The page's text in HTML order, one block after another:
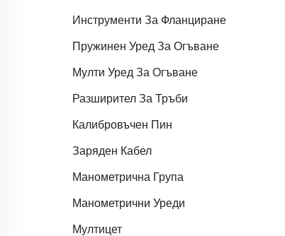
Инструменти За Фланциране
Пружинен Уред За Огъване
Мулти Уред За Огъване
Разширител За Тръби
Калибровъчен Пин
Заряден Кабел
Манометрична Група
Манометрични Уреди
Мултицет